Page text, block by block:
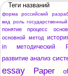
Теги названий
форма российский
вид
роль государственный
понятие
процесс
основной метод
in
методический
развитие анализ
essay
Paper of